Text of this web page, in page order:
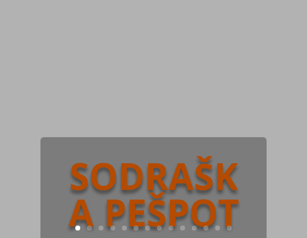
SODRAŠK
A PEŠPOT